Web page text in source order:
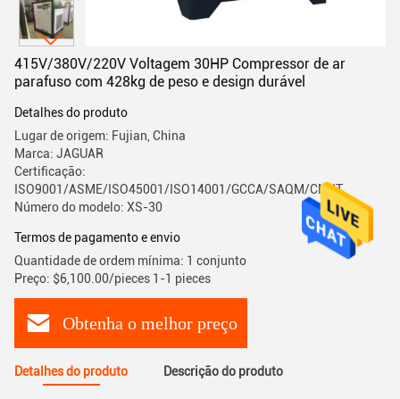
415V/380V/220V Voltagem 30HP Compressor de ar
parafuso com 428kg de peso e design durável
Detalhes do produto
Lugar de origem: Fujian, China
Marca: JAGUAR
Certificação:
ISO9001/ASME/ISO45001/ISO14001/GCCA/SAQM/CMIIT
Número do modelo: XS-30
Termos de pagamento e envio
Quantidade de ordem mínima: 1 conjunto
Preço: $6,100.00/pieces 1-1 pieces
Obtenha o melhor preço
Detalhes do produto Descrição do produto